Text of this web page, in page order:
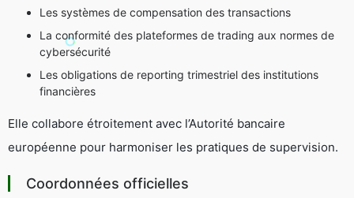
Les systèmes de compensation des transactions
La conformité des plateformes de trading aux normes de
cybersécurité
Les obligations de reporting trimestriel des institutions
financières
Elle collabore étroitement avec l’Autorité bancaire
européenne pour harmoniser les pratiques de supervision.
Coordonnées officielles